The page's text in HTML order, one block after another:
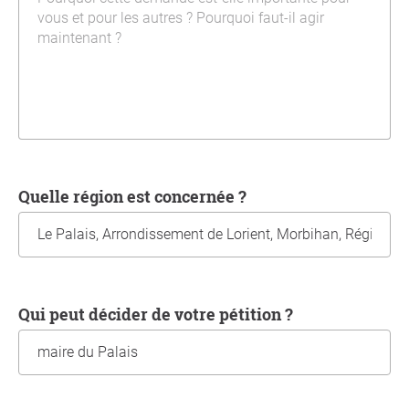
Quelle région est concernée ?
Qui peut décider de votre pétition ?